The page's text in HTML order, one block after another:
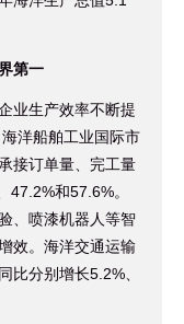
第一
业生产效率不断提
洋船舶工业国际市
接订单量、完工量
和57.6%。
、喷漆机器人等智
效。海洋交通运输
比分别增长5.2%、